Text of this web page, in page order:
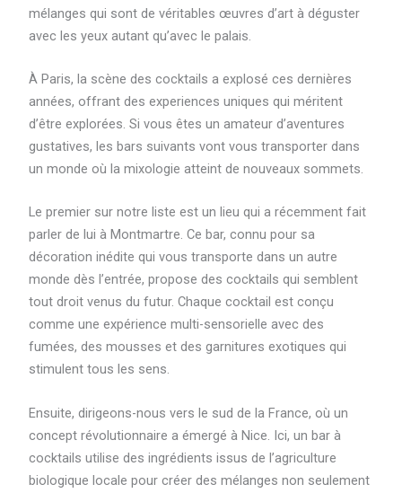
mélanges qui sont de véritables œuvres d’art à déguster
avec les yeux autant qu’avec le palais.
À Paris, la scène des cocktails a explosé ces dernières
années, offrant des experiences uniques qui méritent
d’être explorées. Si vous êtes un amateur d’aventures
gustatives, les bars suivants vont vous transporter dans
un monde où la mixologie atteint de nouveaux sommets.
Le premier sur notre liste est un lieu qui a récemment fait
parler de lui à Montmartre. Ce bar, connu pour sa
décoration inédite qui vous transporte dans un autre
monde dès l’entrée, propose des cocktails qui semblent
tout droit venus du futur. Chaque cocktail est conçu
comme une expérience multi-sensorielle avec des
fumées, des mousses et des garnitures exotiques qui
stimulent tous les sens.
Ensuite, dirigeons-nous vers le sud de la France, où un
concept révolutionnaire a émergé à Nice. Ici, un bar à
cocktails utilise des ingrédients issus de l’agriculture
biologique locale pour créer des mélanges non seulement